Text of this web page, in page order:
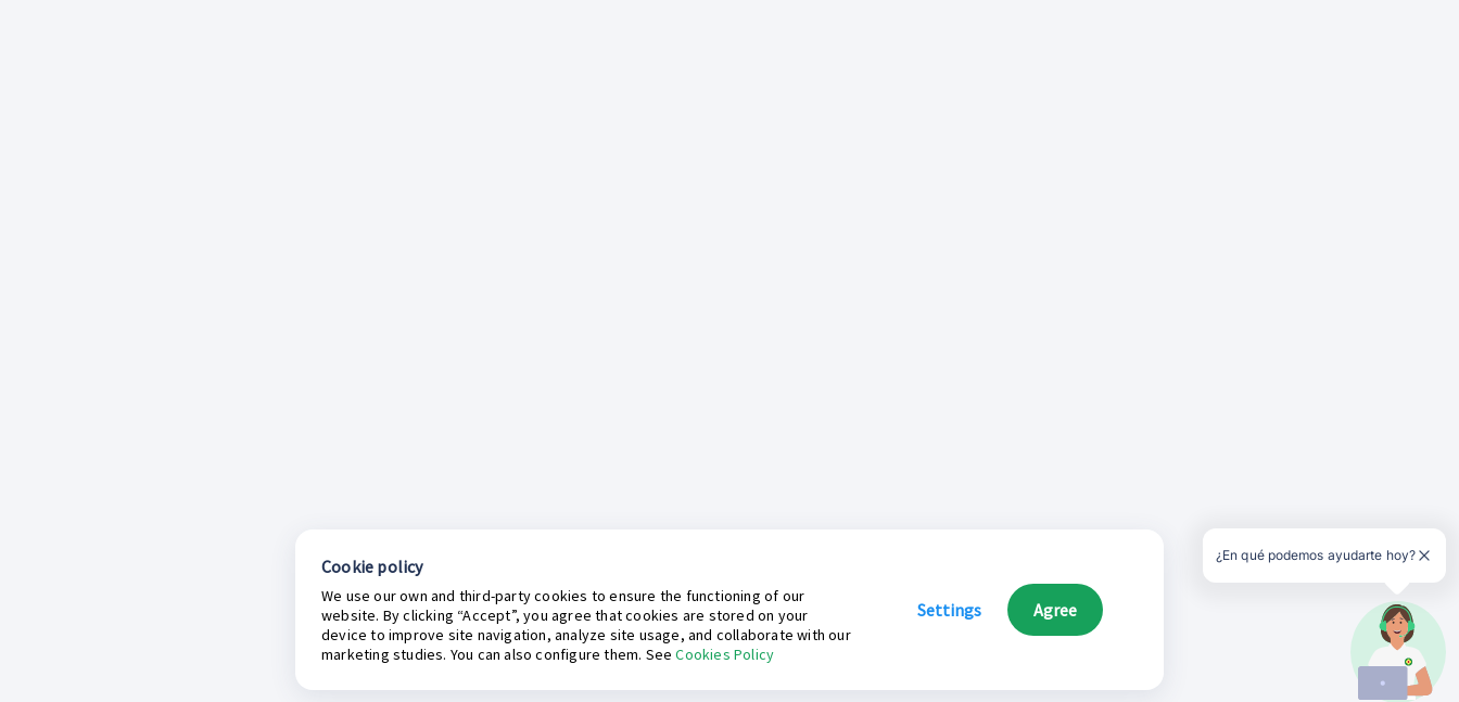
¿En qué podemos ayudarte hoy?
Cookie policy
We use our own and third-party cookies to ensure the functioning of our
website. By clicking “Accept”, you agree that cookies are stored on your
device to improve site navigation, analyze site usage, and collaborate with our
marketing studies. You can also configure them. SeeCookies Policy
Settings Agree